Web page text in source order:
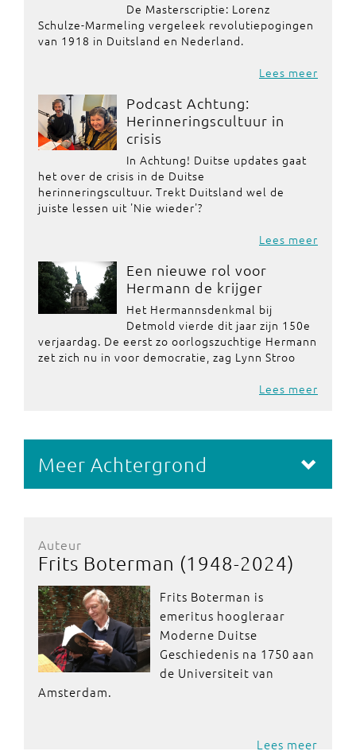
De Masterscriptie: Lorenz
Schulze-Marmeling vergeleek revolutiepogingen
van 1918 in Duitsland en Nederland.
Lees meer
Podcast Achtung:
Herinneringscultuur in
crisis
In Achtung! Duitse updates gaat
het over de crisis in de Duitse
herinneringscultuur. Trekt Duitsland wel de
juiste lessen uit 'Nie wieder'?
Lees meer
Een nieuwe rol voor
Hermann de krijger
Het Hermannsdenkmal bij
Detmold vierde dit jaar zijn 150e
verjaardag. De eerst zo oorlogszuchtige Hermann
zet zich nu in voor democratie, zag Lynn Stroo
Lees meer
Meer Achtergrond
Auteur
Frits Boterman (1948-2024)
Frits Boterman is
emeritus hoogleraar
Moderne Duitse
Geschiedenis na 1750 aan
de Universiteit van
Amsterdam.
Lees meer